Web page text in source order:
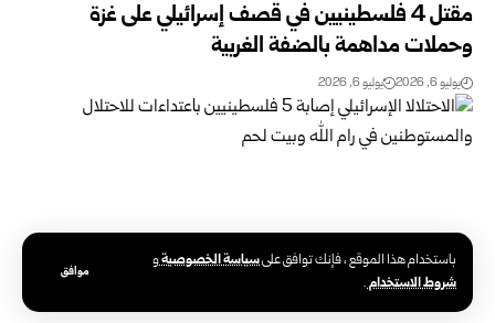
باستخدام هذا الموقع ، فإنك توافق علىسياسة الخصوصيةو
شروط الاستخدام.
موافق
مقتل 4 فلسطينيين في قصف إسرائيلي على غزة
وحملات مداهمة بالضفة الغربية
يوليو 6, 2026 يوليو 6, 2026